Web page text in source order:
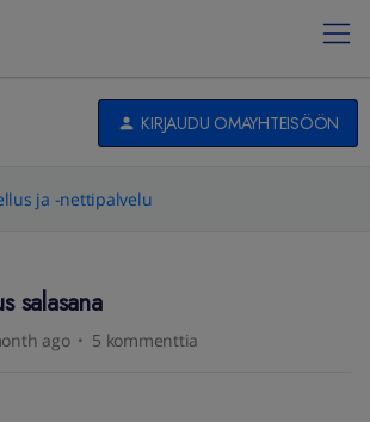
KIRJAUDU OMAYHTEISÖÖN
ja -nettipalvelu
salasana
ago 5 kommenttia